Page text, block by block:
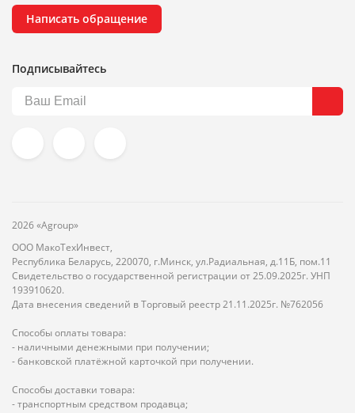
Написать обращение
Подписывайтесь
2026 «Agroup»
ООО МакоТехИнвест,
Республика Беларусь, 220070, г.Минск, ул.Радиальная, д.11Б, пом.11
Свидетельство о государственной регистрации от 25.09.2025г. УНП
193910620.
Дата внесения сведений в Торговый реестр 21.11.2025г. №762056
Способы оплаты товара:
- наличными денежными при получении;
- банковской платёжной карточкой при получении.
Способы доставки товара:
- транспортным средством продавца;